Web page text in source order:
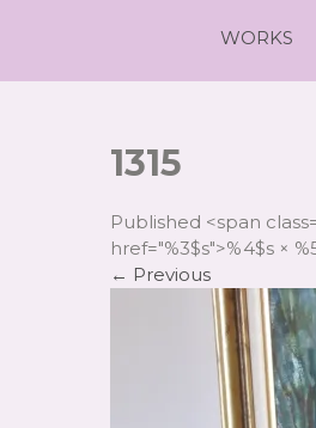
WORKS
1315
Published <span
href="%3$s">%4$s ×
← Previous